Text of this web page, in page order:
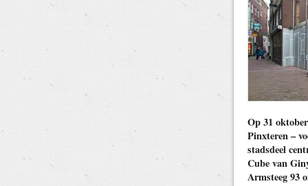
Op 31
Pinxteren –
stadsdeel
Cube van
Armsteeg 93